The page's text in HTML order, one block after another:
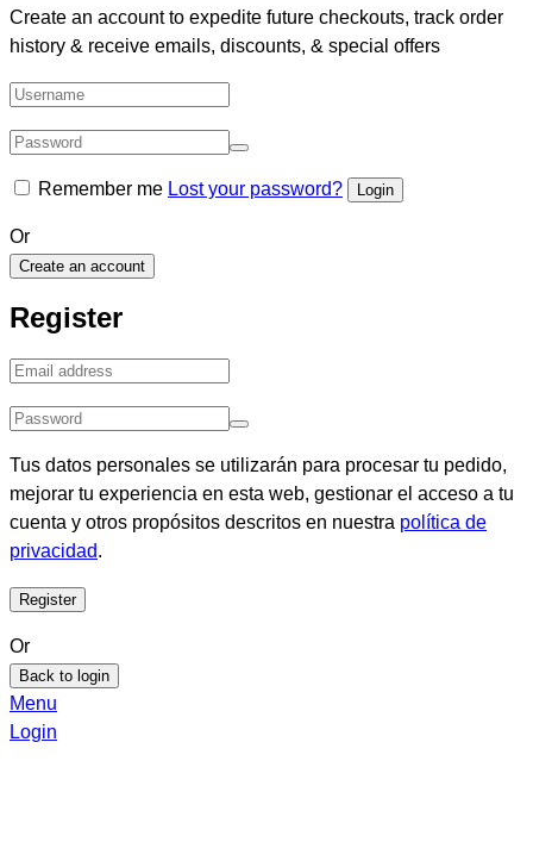
Create an account to expedite future checkouts, track order
history & receive emails, discounts, & special offers
Remember me Lost your password?
Or
Create an account
Register
Tus datos personales se utilizarán para procesar tu pedido,
mejorar tu experiencia en esta web, gestionar el acceso a tu
cuenta y otros propósitos descritos en nuestra política de
privacidad.
Or
Back to login
Menu
Login